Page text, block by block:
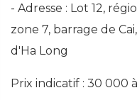
- Adresse : Lot 12,
zone 7, barrage de
d'Ha Long
Prix ​​indicatif : 30 000